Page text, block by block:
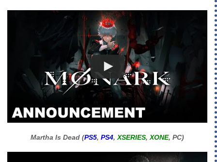
Martha Is Dead (PS5, PS4, XSERIES, XONE, PC)